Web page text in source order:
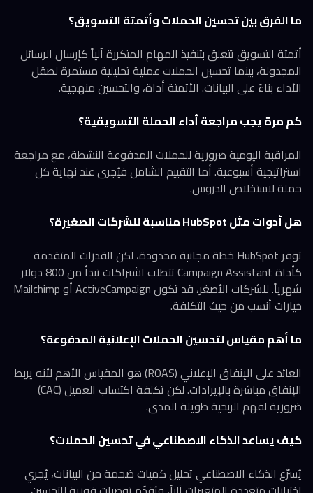
ما الفرق بين تحسين الحملات وأتمتة التسويق؟
أتمتة التسويق تتعلق بتنفيذ المهام المتكررة آلياً كإرسال الرسائل
المجدولة، بينما تحسين الحملات عملية تحليلية مستمرة لصقل
الأداء بناءً على البيانات. الأتمتة أداة، والتحسين منهجية.
كم مرة يجب مراجعة أداء الحملة التسويقية؟
المراقبة اليومية ضرورية للحملات المدفوعة النشطة، مع مراجعة
استراتيجية أسبوعية. أما التقييم الشامل فيُجرى عند نهاية كل
حملة لاستخلاص الدروس.
هل أدوات مثل HubSpot مناسبة للشركات الصغيرة؟
توفر HubSpot خطة مجانية محدودة، لكن القدرات المتقدمة
كأداة Campaign Assistant تتطلب اشتراكات تبدأ من 800 دولار
شهرياً. للشركات الأصغر، قد تكون ActiveCampaign أو Mailchimp
خيارات أنسب من حيث التكلفة.
ما أهم مقياس لتحسين الحملات الإعلانية المدفوعة؟
العائد على الإنفاق الإعلاني (ROAS) هو المقياس الأهم لأنه يربط
الإنفاق مباشرة بالإيرادات. لكن تكلفة اكتساب العميل (CAC)
ضرورية لفهم الربحية طويلة المدى.
كيف يساعد الذكاء الاصطناعي في تحسين الحملات؟
يُسرّع الذكاء الاصطناعي تحليل كميات ضخمة من البيانات، يُجري